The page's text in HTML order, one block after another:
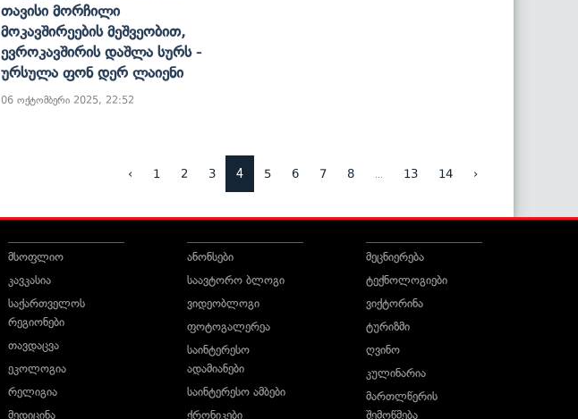
Თავისი Მორჩილი
Მოკავშირეების Მეშვეობით,
Ევროკავშირის Დაშლა Სურს -
Ურსულა Ფონ Დერ Ლაიენი
06 ოქტომბერი 2025, 22:52
‹ 1 2 3 4 5 6 7 8 13 14 ›
მსოფლიო
კავკასია
საქართველოს
რეგიონები
თავდაცვა
ეკოლოგია
რელიგია
მედიცინა
ანონსები
საავტორო ბლოგი
ვიდეობლოგი
ფოტოგალერეა
საინტერესო
ადამიანები
საინტერესო ამბები
ქრონიკები
მეცნიერება
ტექნოლოგიები
ვიქტორინა
ტურიზმი
ღვინო
კულინარია
მართლწერის
შემოწმება